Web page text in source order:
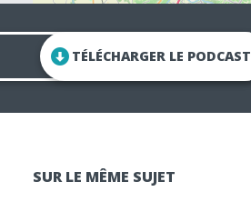
TÉLÉCHARGER LE PODCAST
SUR LE MÊME SUJET